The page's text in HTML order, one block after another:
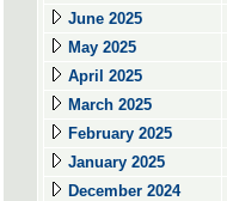
June 2025
May 2025
April 2025
March 2025
February 2025
January 2025
December 2024